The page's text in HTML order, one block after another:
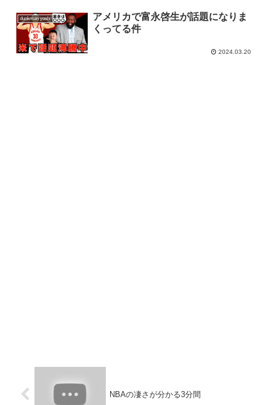
dunkman yoshi
アメリカで富永啓生が話題になりま
くってる件
2024.03.20
NBAの凄さが分かる3分間